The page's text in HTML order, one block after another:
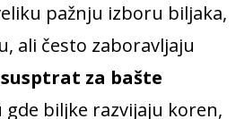
pažnju izboru biljaka,
ali često zaboravljaju
susptrat za bašte
biljke razvijaju koren,